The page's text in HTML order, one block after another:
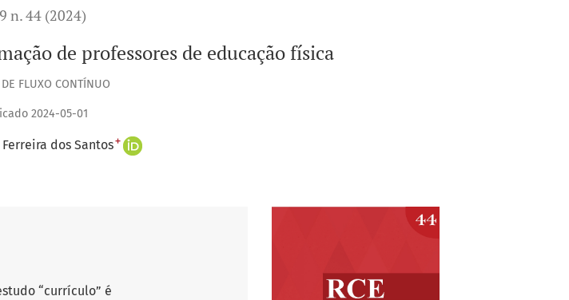
n. 44 (2024)
de professores de educação física
FLUXO CONTÍNUO
2024-05-01
dos Santos+
“currículo” é